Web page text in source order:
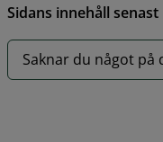
Sidans innehåll
Saknar du något på